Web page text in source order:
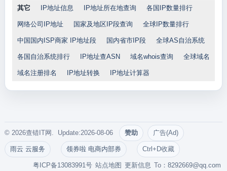
其它 IP地址信息 IP地址所在地查询 各国IP数量排行
网络公司IP地址 国家及地区IP段查询 全球IP数量排行
中国国内ISP商家 IP地址段 国内省市IP段 全球AS自治系统
各国自治系统排行 IP地址查ASN 域名whois查询 全球域名
域名注册排名 IP地址转换 IP地址计算器
© 2026查错IT网. Update:2026-08-06 赞助 广告(Ad)
雨云 云服务 领券啦 电商内部券 Ctrl+D收藏
To：8292669@qq.com
更新信息
站点地图
粤ICP备13083991号